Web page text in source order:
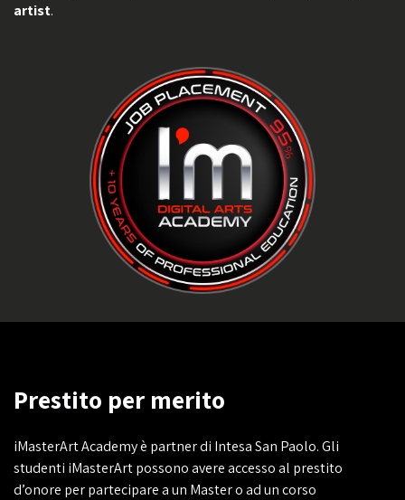
artist.
Prestito per merito
iMasterArt Academy è partner di Intesa San Paolo. Gli
studenti iMasterArt possono avere accesso al prestito
d’onore per partecipare a un Master o ad un corso